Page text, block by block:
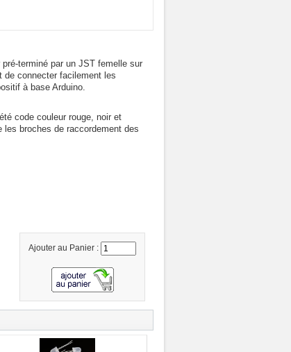
terminé par un JST femelle sur
de connecter facilement les
à base Arduino.
code couleur rouge, noir et
broches de raccordement des
Ajouter au Panier :